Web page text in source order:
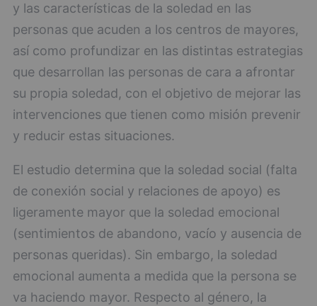
y las características de la soledad en las
personas que acuden a los centros de mayores,
así como profundizar en las distintas estrategias
que desarrollan las personas de cara a afrontar
su propia soledad, con el objetivo de mejorar las
intervenciones que tienen como misión prevenir
y reducir estas situaciones.
El estudio determina que la soledad social (falta
de conexión social y relaciones de apoyo) es
ligeramente mayor que la soledad emocional
(sentimientos de abandono, vacío y ausencia de
personas queridas). Sin embargo, la soledad
emocional aumenta a medida que la persona se
va haciendo mayor. Respecto al género, la